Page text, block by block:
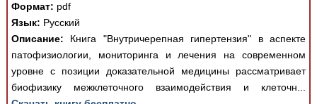
Формат: pdf
Язык: Русский
Описание: Книга "Внутричерепная гипертензия" в аспекте
патофизиологии, мониторинга и лечения на современном
уровне с позиции доказательной медицины рассматривает
биофизику межклеточного взаимодействия и клеточн...